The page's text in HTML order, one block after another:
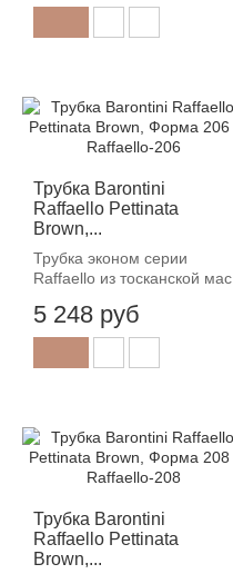
Трубка Barontini
Raffaello Pettinata
Brown,...
Трубка эконом серии
Raffaello из тосканской мас
5 248 руб
Трубка Barontini
Raffaello Pettinata
Brown,...